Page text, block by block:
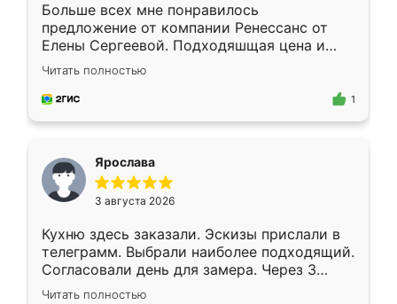
Больше всех мне понравилось
предложение от компании Ренессанс от
Елены Сергеевой. Подходяшщая цена и
короткие сроки изготовления. Приехавший
для замера сотрудник Владислав
предложил по моему эскизу самый
Читать полностью
1
Ярослава
3 августа 2026
Кухню здесь заказали. Эскизы прислали в
телеграмм. Выбрали наиболее подходящий.
Согласовали день для замера. Через 3
недели кухня была уже готова. Остались
Читать полностью